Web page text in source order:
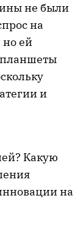
не были
на
ей
планшеты
и
Какую
на